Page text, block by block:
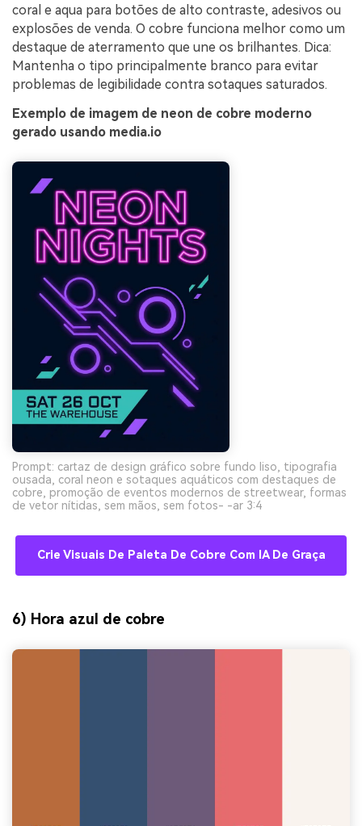
coral e aqua para botões de alto contraste, adesivos ou
explosões de venda. O cobre funciona melhor como um
destaque de aterramento que une os brilhantes. Dica:
Mantenha o tipo principalmente branco para evitar
problemas de legibilidade contra sotaques saturados.
Exemplo de imagem de neon de cobre moderno
gerado usando media.io
Prompt: cartaz de design gráfico sobre fundo liso, tipografia
ousada, coral neon e sotaques aquáticos com destaques de
cobre, promoção de eventos modernos de streetwear, formas
de vetor nítidas, sem mãos, sem fotos- -ar 3:4
Crie Visuais De Paleta De Cobre Com IA De Graça
6) Hora azul de cobre